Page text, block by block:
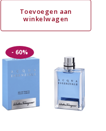
was:
43,95 €.
is:
29,95 €.
Toevoegen aan
winkelwagen
- 60%
Dit
product
heeft
meerdere
variaties.